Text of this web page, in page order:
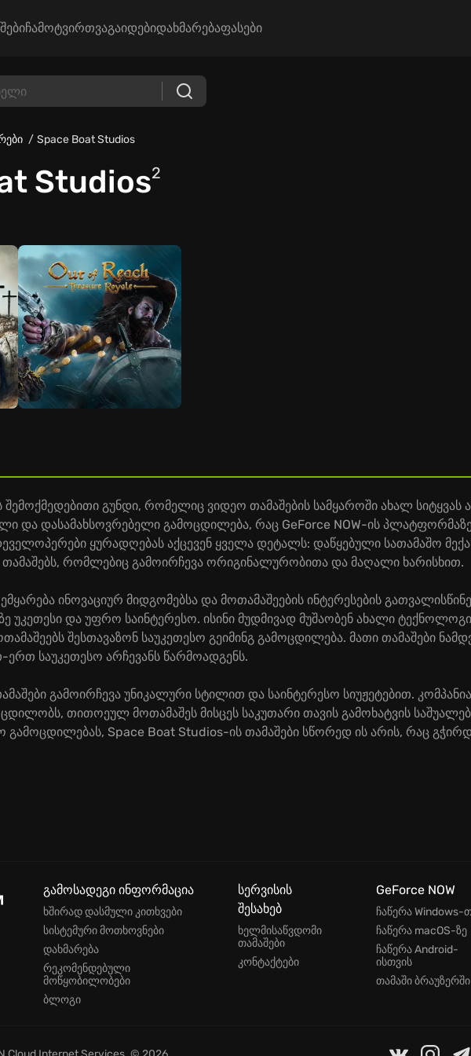
ჩამოტვირთვაგაიდებიდახმარებაფასები
Space Boat Studios
Studios2
გუნდი, რომელიც ვიდეო თამაშების სამყაროში ახალ სიტყვას
და დასამახსოვრებელი გამოცდილება, რაც GeForce NOW-ის
ყურადღებას აქცევენ ყველა დეტალს: დაწყებული სათამაშო
თამაშებს, რომლებიც გამოირჩევა ორიგინალურობითა და მაღალი ხარისხით.
ინოვაციურ მიდგომებსა და მოთამაშეების ინტერესების
უკეთესი და უფრო საინტერესო. ისინი მუდმივად მუშაობენ ახალი
შესთავაზონ საუკეთესო გეიმინგ გამოცდილება. მათი თამაშები
ერთ საუკეთესო არჩევანს წარმოადგენს.
გამოირჩევა უნიკალური სტილით და საინტერესო სიუჟეტებით.
თითოეულ მოთამაშეს მისცეს საკუთარი თავის გამოხატვის
გამოცდილებას, Space Boat Studios-ის თამაშები სწორედ ის არის, რაც
გამოსადეგი ინფორმაცია
ხშირად დასმული კითხვები
სისტემური მოთხოვნები
დახმარება
რეკომენდებული
მოწყობილობები
ბლოგი
სერვისის
შესახებ
ხელმისაწვდომი
თამაშები
კონტაქტები
GeForce NOW
ჩაწერა Windows-
ჩაწერა macOS-ზე
ჩაწერა Android-
ისთვის
თამაში ბრაუზერში